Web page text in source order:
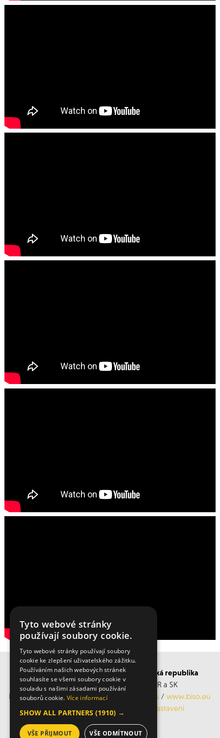
BISO SCHRATTENECKER Česká a Slovenská republika
Obchodní s servisní střediska po ČR a SK
Mobil: +420 606 183 360, Email:
info@biso.eu /www.biso.eu
Cookies nastavení
© 2026 Biso
Tyto webové stránky
používají soubory cookie.
Tyto webové stránky používají soubory
cookie ke zlepšení uživatelského zážitku.
Používáním našich webových stránek
souhlasíte se všemi soubory cookie v
souladu s našimi zásadami používání
souborů cookie. Více informací
SHOW ALL PARTNERS (1910) →
VŠE PŘIJMOUT VŠE ODMÍTNOUT